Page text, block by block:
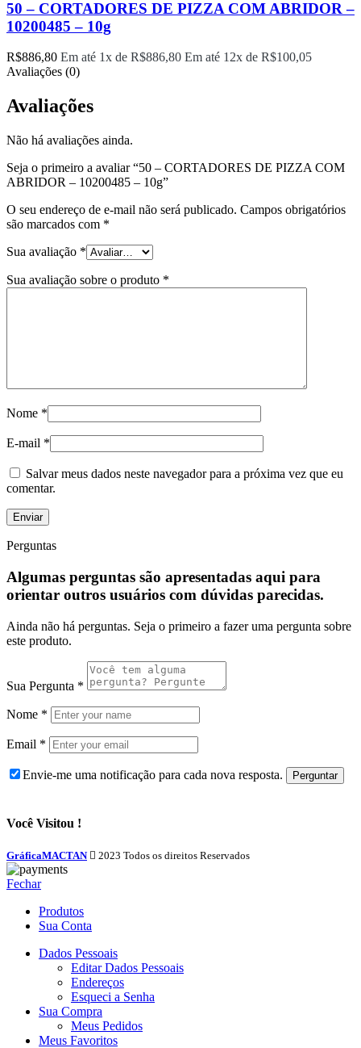
50 – CORTADORES DE PIZZA COM ABRIDOR –
10200485 – 10g
R$886,80 Em até 1x de R$886,80 Em até 12x de R$100,05
Avaliações (0)
Avaliações
Não há avaliações ainda.
Seja o primeiro a avaliar “50 – CORTADORES DE PIZZA COM
ABRIDOR – 10200485 – 10g”
O seu endereço de e-mail não será publicado. Campos obrigatórios
são marcados com *
Sua avaliação *
Sua avaliação sobre o produto *
Nome *
E-mail *
Salvar meus dados neste navegador para a próxima vez que eu
comentar.
Perguntas
Algumas perguntas são apresentadas aqui para
orientar outros usuários com dúvidas parecidas.
Ainda não há perguntas. Seja o primeiro a fazer uma pergunta sobre
este produto.
Sua Pergunta *
Nome *
Email *
Envie-me uma notificação para cada nova resposta.
Você Visitou !
GráficaMACTAN 2023 Todos os direitos Reservados
Fechar
Produtos
Sua Conta
Dados Pessoais
Editar Dados Pessoais
Endereços
Esqueci a Senha
Sua Compra
Meus Pedidos
Meus Favoritos